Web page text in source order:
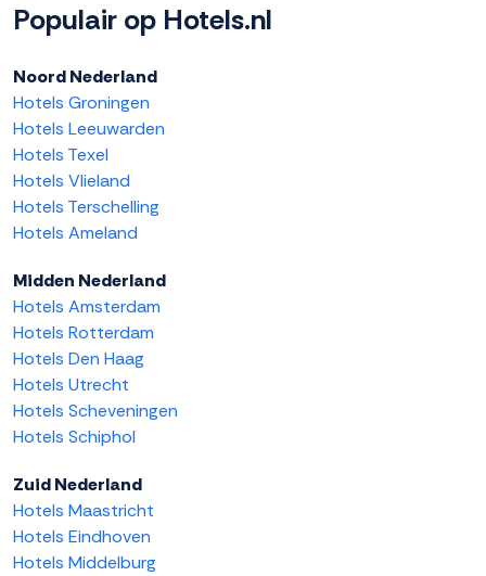
Populair op Hotels.nl
Noord Nederland
Hotels Groningen
Hotels Leeuwarden
Hotels Texel
Hotels Vlieland
Hotels Terschelling
Hotels Ameland
Midden Nederland
Hotels Amsterdam
Hotels Rotterdam
Hotels Den Haag
Hotels Utrecht
Hotels Scheveningen
Hotels Schiphol
Zuid Nederland
Hotels Maastricht
Hotels Eindhoven
Hotels Middelburg